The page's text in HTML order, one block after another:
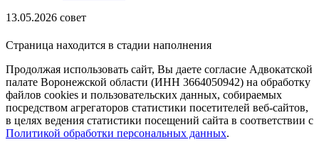
13.05.2026 совет
Страница находится в стадии наполнения
Продолжая использовать сайт, Вы даете согласие Адвокатской
палате Воронежской области (ИНН 3664050942) на обработку
файлов cookies и пользовательских данных, собираемых
посредством агрегаторов статистики посетителей веб-сайтов,
в целях ведения статистики посещений сайта в соответствии с
Политикой обработки персональных данных.